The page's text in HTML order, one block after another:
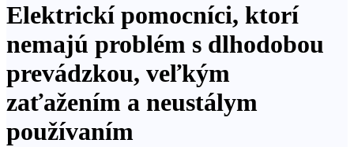
Elektrickí pomocníci, ktorí
nemajú problém s dlhodobou
prevádzkou, veľkým
zaťažením a neustálym
používaním